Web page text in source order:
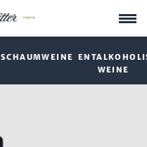
SCHAUMWEINE
WEINE